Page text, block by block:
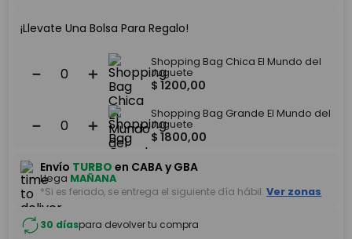
¡Llevate Una Bolsa Para Regalo!
＋
－
Shopping Bag Chica El Mundo del
Juguete
$ 1200,00
＋
－
Shopping Bag Grande El Mundo del
Juguete
$ 1800,00
Envío TURBO en CABA y GBA
Llega MAÑANA
*Si es feriado, se entrega el siguiente día hábil. Ver zonas
30 díaspara devolver tu compra